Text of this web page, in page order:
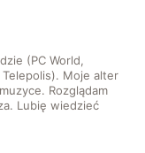
(PC World,
Moje alter
Rozglądam
Lubię wiedzieć